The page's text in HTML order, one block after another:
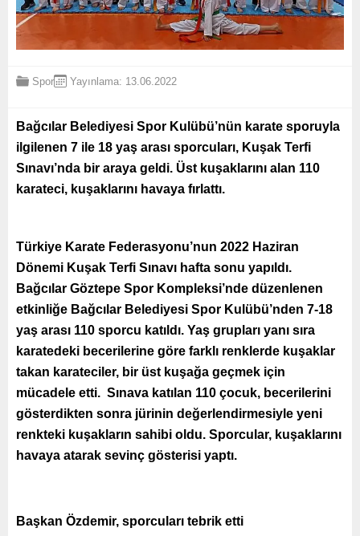
Spor Yayınlama: 13.06.2022
Bağcılar Belediyesi Spor Kulübü’nün karate sporuyla
ilgilenen 7 ile 18 yaş arası sporcuları, Kuşak Terfi
Sınavı’nda bir araya geldi. Üst kuşaklarını alan 110
karateci, kuşaklarını havaya fırlattı.
Türkiye Karate Federasyonu’nun 2022 Haziran
Dönemi Kuşak Terfi Sınavı hafta sonu yapıldı.
Bağcılar Göztepe Spor Kompleksi’nde düzenlenen
etkinliğe Bağcılar Belediyesi Spor Kulübü’nden 7-18
yaş arası 110 sporcu katıldı. Yaş grupları yanı sıra
karatedeki becerilerine göre farklı renklerde kuşaklar
takan karateciler, bir üst kuşağa geçmek için
mücadele etti. Sınava katılan 110 çocuk, becerilerini
gösterdikten sonra jürinin değerlendirmesiyle yeni
renkteki kuşakların sahibi oldu. Sporcular, kuşaklarını
havaya atarak sevinç gösterisi yaptı.
Başkan Özdemir, sporcuları tebrik etti